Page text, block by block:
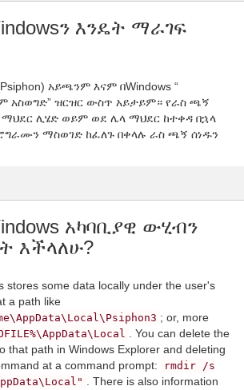
እንዴት ማራገፍ
አይጫንም እናም በWindows “
አስወግድ” ዝርዝር ውስጥ አይታይም። የራስ ጫኝ
ማህደር ሊሄድ ወይም ወደ ሌላ ማህደር ከተቀዳ በኋላ
ማስወገድ ከፈለጉ በቀላሉ ራስ ጫኝ ሰነዱን
አካባቢያዊ ውሂብን
እችላለሁ?
stores some data locally under the user's
a path like
; or, more
. You can delete the
that path in Windows Explorer and deleting
at a command prompt:
rmdir /s
. There is also information